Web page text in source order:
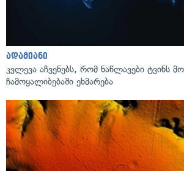
ადამიანი
კვლევა აჩვენებს, რომ ნაწლავები ტვინს
ჩამოყალიბებაში ეხმარება